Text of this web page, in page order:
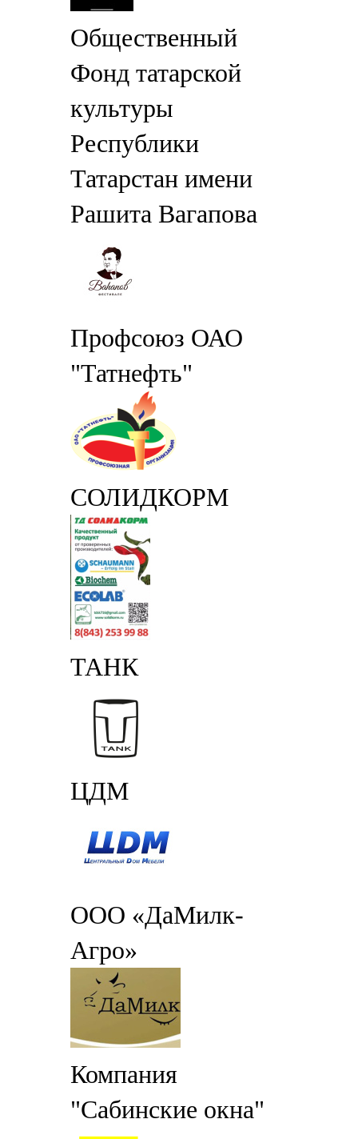
Общественный
Фонд татарской
культуры
Республики
Татарстан имени
Рашита Вагапова
Профсоюз ОАО
"Татнефть"
СОЛИДКОРМ
ТАНК
ЦДМ
ООО «ДаМилк-
Агро»
Компания
"Сабинские окна"